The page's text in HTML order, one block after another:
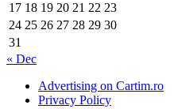
17 18 19 20 21 22 23
24 25 26 27 28 29 30
31
« Dec
Advertising on Cartim.ro
Privacy Policy